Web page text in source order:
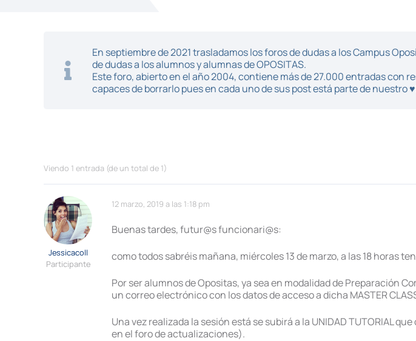
En septiembre de 2021 trasladamos los foros de dudas a los Campus
de dudas a los alumnos y alumnas de OPOSITAS.
Este foro, abierto en el año 2004, contiene más de 27.000 entradas con
capaces de borrarlo pues en cada uno de sus post está parte de nuestro
Viendo 1 entrada (de un total de 1)
12 marzo, 2019 a las 1:18 pm
Jessicacoll
Participante
Buenas tardes, futur@s funcionari@s:
como todos sabréis mañana, miércoles 13 de marzo, a las 18 horas
Por ser alumnos de Opositas, ya sea en modalidad de Preparación
un correo electrónico con los datos de acceso a dicha MASTER
Una vez realizada la sesión está se subirá a la UNIDAD TUTORIAL
en el foro de actualizaciones).